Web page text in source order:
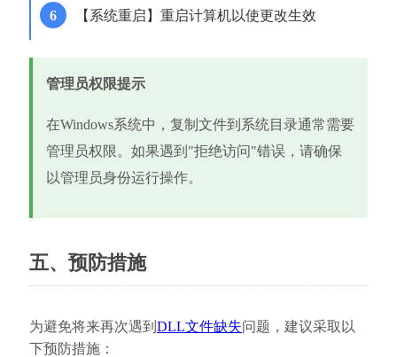
【系统重启】重启计算机以使更改生效
管理员权限提示
在Windows系统中，复制文件到系统目录通常需要
管理员权限。如果遇到"拒绝访问"错误，请确保
以管理员身份运行操作。
五、预防措施
为避免将来再次遇到 DLL文件缺失问题，建议采取以
下预防措施：